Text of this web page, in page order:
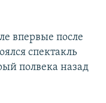
впервые после
спектакль
полвека назад